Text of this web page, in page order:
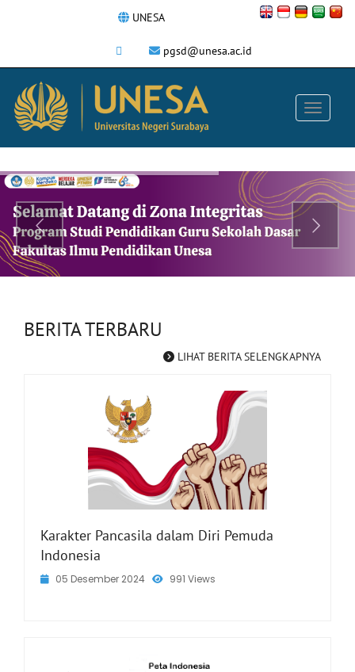
UNESA
pgsd@unesa.ac.id
BERITA TERBARU
LIHAT BERITA SELENGKAPNYA
Karakter Pancasila dalam Diri Pemuda
Indonesia
05 Desember 2024 991 Views